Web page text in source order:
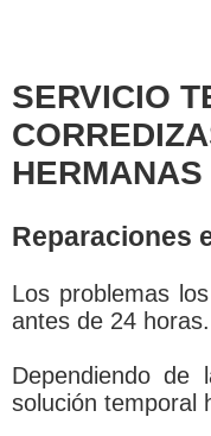
SERVICIO
HERMANAS
Reparaciones
Los problemas
antes de 24 horas.
Dependiendo de
solución temporal